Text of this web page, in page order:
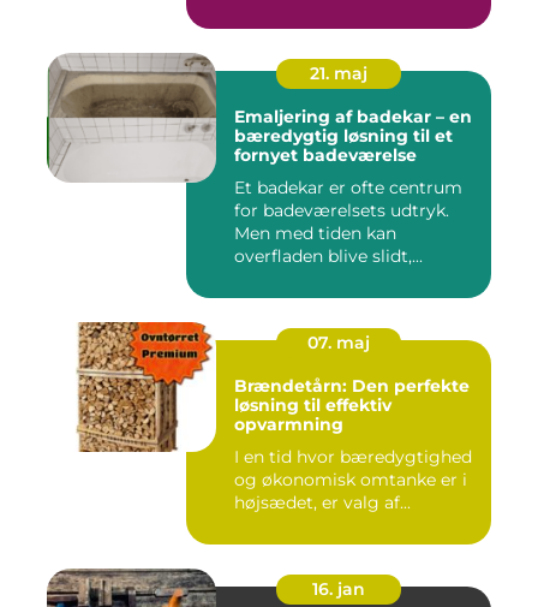
21. maj
Emaljering af badekar – en
bæredygtig løsning til et
fornyet badeværelse
Et badekar er ofte centrum
for badeværelsets udtryk.
Men med tiden kan
overfladen blive slidt,...
07. maj
Brændetårn: Den perfekte
løsning til effektiv
opvarmning
I en tid hvor bæredygtighed
og økonomisk omtanke er i
højsædet, er valg af...
16. jan